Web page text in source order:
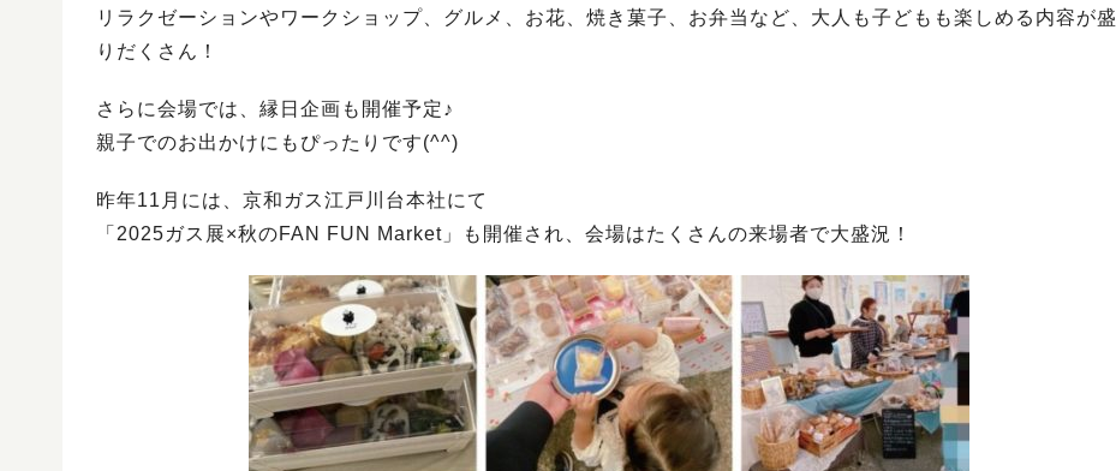
リラクゼーションやワークショップ、グルメ、お花、焼き菓子、お弁当など、大人も子どもも楽しめる内容が盛
りだくさん！
さらに会場では、縁日企画も開催予定♪
親子でのお出かけにもぴったりです(^^)
昨年11月には、京和ガス江戸川台本社にて
「2025ガス展×秋のFAN FUN Market」も開催され、会場はたくさんの来場者で大盛況！